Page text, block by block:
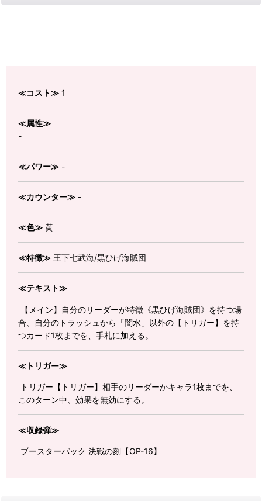
≪コスト≫ 1
≪属性≫
-
≪パワー≫ -
≪カウンター≫ -
≪色≫ 黄
≪特徴≫ 王下七武海/黒ひげ海賊団
≪テキスト≫
【メイン】自分のリーダーが特徴《黒ひげ海賊団》を持つ場
合、自分のトラッシュから「闇水」以外の【トリガー】を持
つカード1枚までを、手札に加える。
≪トリガー≫
トリガー【トリガー】相手のリーダーかキャラ1枚までを、
このターン中、効果を無効にする。
≪収録弾≫
ブースターパック 決戦の刻【OP-16】